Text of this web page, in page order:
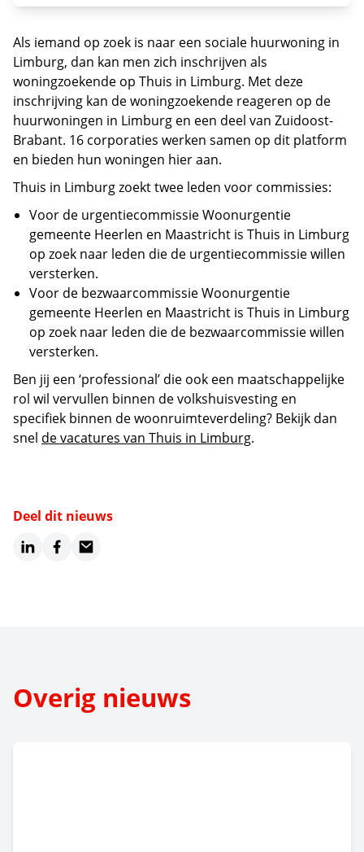
Als iemand op zoek is naar een sociale huurwoning in
Limburg, dan kan men zich inschrijven als
woningzoekende op Thuis in Limburg. Met deze
inschrijving kan de woningzoekende reageren op de
huurwoningen in Limburg en een deel van Zuidoost-
Brabant. 16 corporaties werken samen op dit platform
en bieden hun woningen hier aan.
Thuis in Limburg zoekt twee leden voor commissies:
Voor de urgentiecommissie Woonurgentie
gemeente Heerlen en Maastricht is Thuis in Limburg
op zoek naar leden die de urgentiecommissie willen
versterken.
Voor de bezwaarcommissie Woonurgentie
gemeente Heerlen en Maastricht is Thuis in Limburg
op zoek naar leden die de bezwaarcommissie willen
versterken.
Ben jij een ‘professional’ die ook een maatschappelijke
rol wil vervullen binnen de volkshuisvesting en
specifiek binnen de woonruimteverdeling? Bekijk dan
snel de vacatures van Thuis in Limburg.
Deel dit nieuws
LinkedInFacebook
Email
Overig nieuws